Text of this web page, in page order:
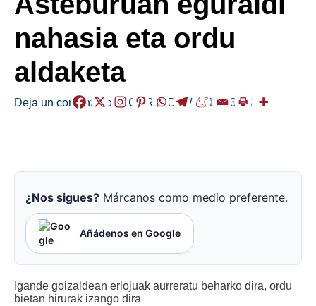
nahasia eta ordu
aldaketa
Deja un comentario /EGURALDIA/ 2018-03-23
¿Nos sigues? Márcanos como medio preferente.
Añádenos en Google
Igande goizaldean erlojuak aurreratu beharko dira, ordu
bietan hirurak izango dira